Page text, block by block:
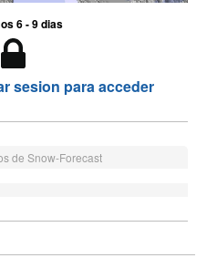
6 - 9 dias
sesion para acceder
de Snow-Forecast